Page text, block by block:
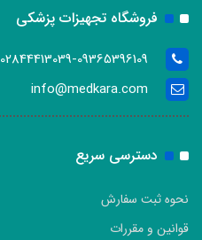
فروشگاه تجهیزات پزشکی
02844413039-09365396109- 02844413013
info@medkara.com
دسترسی سریع
نحوه ثبت سفارش
قوانین و مقررات